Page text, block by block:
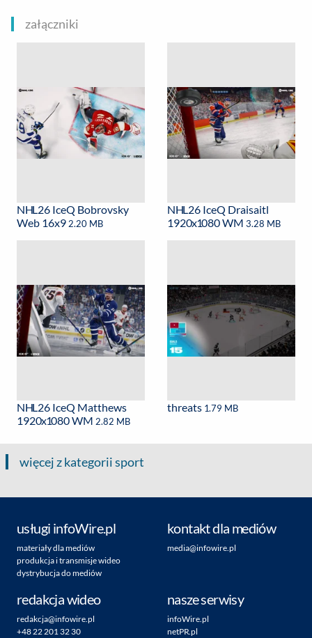
załączniki
NHL26 IceQ Bobrovsky
Web 16x92.20 MB
NHL26 IceQ Draisaitl
1920x1080 WM 3.28 MB
NHL26 IceQ Matthews
1920x1080 WM 2.82 MB
threats 1.79 MB
więcej z kategorii sport
usługi infoWire.pl
materiały dla mediów
produkcja i transmisje wideo
dystrybucja do mediów
kontakt dla mediów
media@infowire.pl
redakcja wideo
redakcja@infowire.pl
+48 22 201 32 30
nasze serwisy
infoWire.pl
netPR.pl